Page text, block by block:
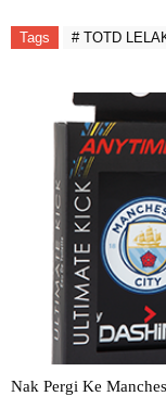
Tags # TOTD
Nak Pergi Ke